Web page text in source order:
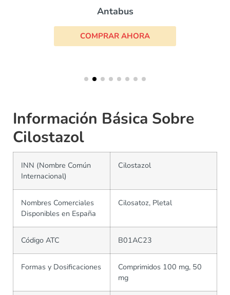
Antabus
COMPRAR AHORA
Información Básica Sobre
Cilostazol
INN (Nombre Común
Internacional)
Cilostazol
Nombres Comerciales
Disponibles en España
Cilosatoz, Pletal
Código ATC B01AC23
Formas y Dosificaciones
Comprimidos 100 mg, 50
mg